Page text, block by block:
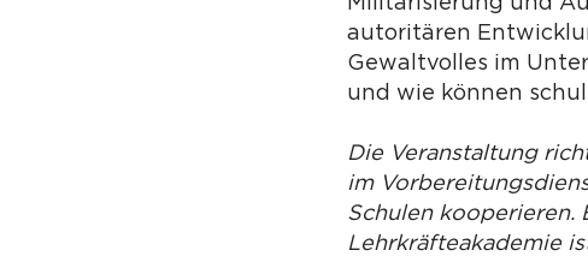
autoritären
Gewaltvolles im
und wie können
Die Veranstaltung
im
Schulen kooperieren.
Lehrkräfteakademie